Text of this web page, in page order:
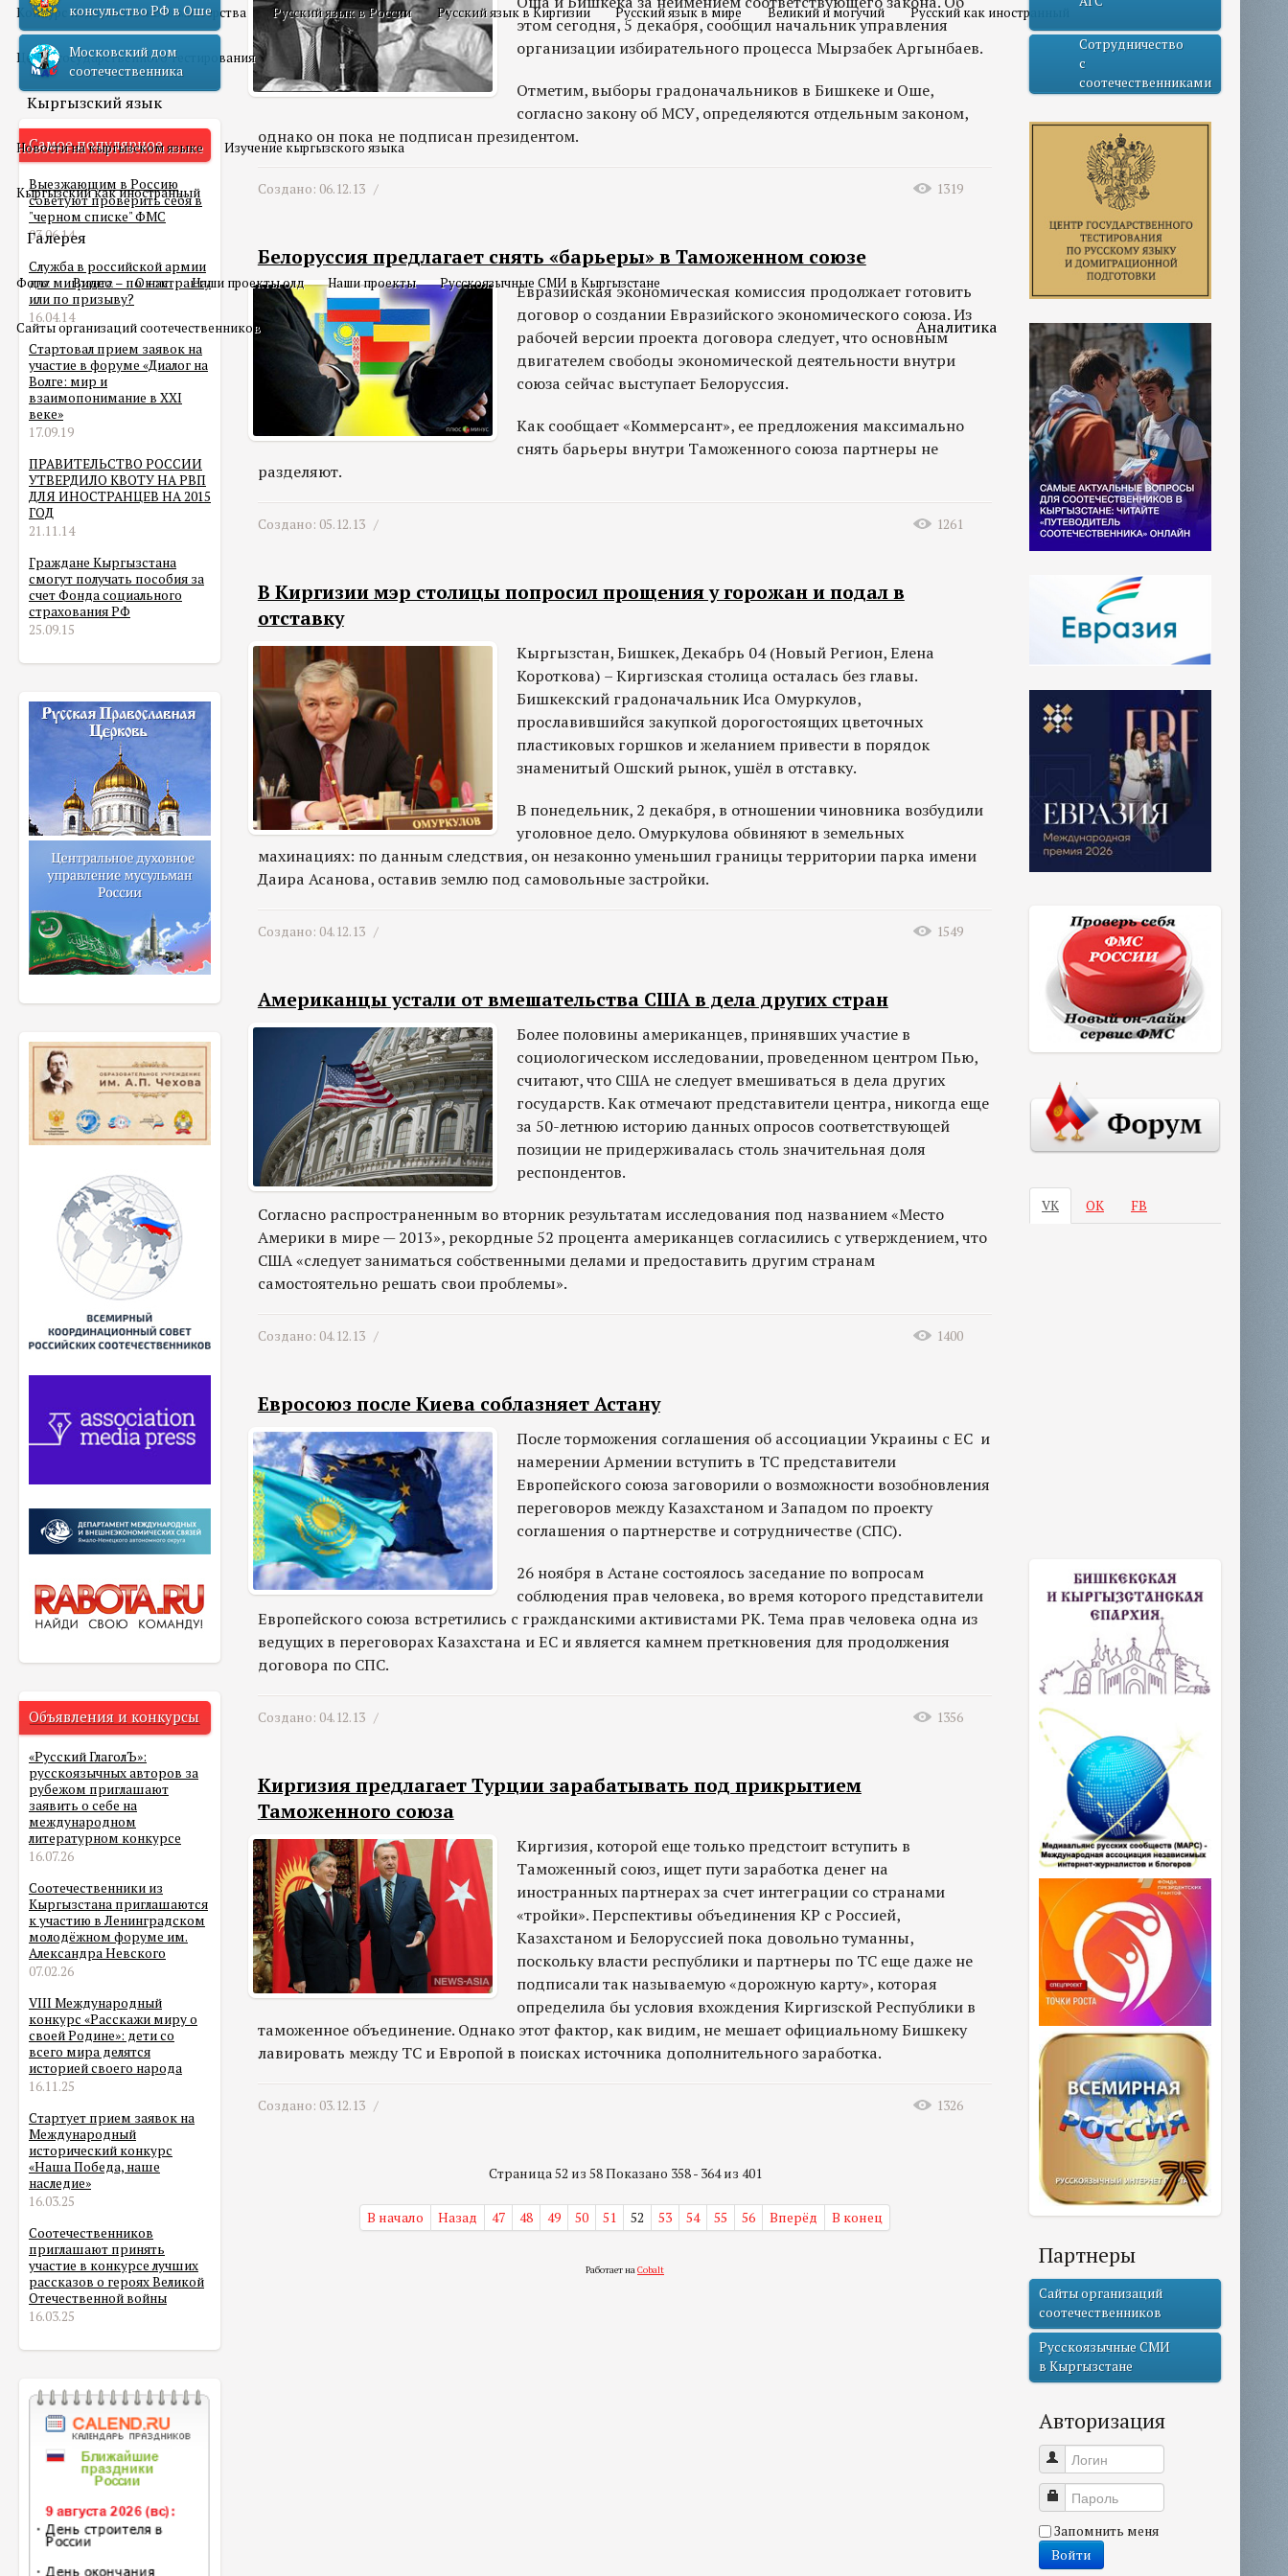
Конкурс педагогического мастерства Русский язык в России Русский язык в Киргизии Русский язык в мире Великий и могучий Русский как иностранный
Центр государственного тестирования
Кыргызский язык
Новости на кыргызском языке Изучение кыргызского языка
Кыргызский как иностранный
Галерея
Фото Видео О нас Наши проекты олд Наши проекты Русскоязычные СМИ в Кыргызстане
Сайты организаций соотечественников Аналитика
консульство РФ в Оше
Московский дом
соотечественника
Самое популярное
Выезжающим в Россию
советуют проверить себя в
"черном списке" ФМС
03.06.14
Служба в российской армии
для мигранта – по контракту
или по призыву?
16.04.14
Стартовал прием заявок на
участие в форуме «Диалог на
Волге: мир и
взаимопонимание в XXI
веке»
17.09.19
ПРАВИТЕЛЬСТВО РОССИИ
УТВЕРДИЛО КВОТУ НА РВП
ДЛЯ ИНОСТРАНЦЕВ НА 2015
ГОД
21.11.14
Граждане Кыргызстана
смогут получать пособия за
счет Фонда социального
страхования РФ
25.09.15
Объявления и конкурсы
«Русский ГлаголЪ»:
русскоязычных авторов за
рубежом приглашают
заявить о себе на
международном
литературном конкурсе
16.07.26
Соотечественники из
Кыргызстана приглашаются
к участию в Ленинградском
молодёжном форуме им.
Александра Невского
07.02.26
VIII Международный
конкурс «Расскажи миру о
своей Родине»: дети со
всего мира делятся
историей своего народа
16.11.25
Стартует прием заявок на
Международный
исторический конкурс
«Наша Победа, наше
наследие»
16.03.25
Соотечественников
приглашают принять
участие в конкурсе лучших
рассказов о героях Великой
Отечественной войны
16.03.25
этом сегодня, 5 декабря, сообщил начальник управления
организации избирательного процесса Мырзабек Аргынбаев.
Отметим, выборы градоначальников в Бишкеке и Оше,
согласно закону об МСУ, определяются отдельным законом,
однако он пока не подписан президентом.
Создано: 06.12.13 / 1319
Белоруссия предлагает снять «барьеры» в Таможенном союзе
Евразийская экономическая комиссия продолжает готовить
договор о создании Евразийского экономического союза. Из
рабочей версии проекта договора следует, что основным
двигателем свободы экономической деятельности внутри
союза сейчас выступает Белоруссия.
Как сообщает «Коммерсант», ее предложения максимально
снять барьеры внутри Таможенного союза партнеры не
разделяют.
Создано: 05.12.13 / 1261
В Киргизии мэр столицы попросил прощения у горожан и подал в
отставку
Кыргызстан, Бишкек, Декабрь 04 (Новый Регион, Елена
Короткова) – Киргизская столица осталась без главы.
Бишкекский градоначальник Иса Омуркулов,
прославившийся закупкой дорогостоящих цветочных
пластиковых горшков и желанием привести в порядок
знаменитый Ошский рынок, ушёл в отставку.
В понедельник, 2 декабря, в отношении чиновника возбудили
уголовное дело. Омуркулова обвиняют в земельных
махинациях: по данным следствия, он незаконно уменьшил границы территории парка имени
Даира Асанова, оставив землю под самовольные застройки.
Создано: 04.12.13 / 1549
Американцы устали от вмешательства США в дела других стран
Более половины американцев, принявших участие в
социологическом исследовании, проведенном центром Пью,
считают, что США не следует вмешиваться в дела других
государств. Как отмечают представители центра, никогда еще
за 50-летнюю историю данных опросов соответствующей
позиции не придерживалась столь значительная доля
респондентов.
Согласно распространенным во вторник результатам исследования под названием «Место
Америки в мире — 2013», рекордные 52 процента американцев согласились с утверждением, что
США «следует заниматься собственными делами и предоставить другим странам
самостоятельно решать свои проблемы».
Создано: 04.12.13 / 1400
Евросоюз после Киева соблазняет Астану
После торможения соглашения об ассоциации Украины с ЕС и
намерении Армении вступить в ТС представители
Европейского союза заговорили о возможности возобновления
переговоров между Казахстаном и Западом по проекту
соглашения о партнерстве и сотрудничестве (СПС).
26 ноября в Астане состоялось заседание по вопросам
соблюдения прав человека, во время которого представители
Европейского союза встретились с гражданскими активистами РК. Тема прав человека одна из
ведущих в переговорах Казахстана и ЕС и является камнем преткновения для продолжения
договора по СПС.
Создано: 04.12.13 / 1356
Киргизия предлагает Турции зарабатывать под прикрытием
Таможенного союза
Киргизия, которой еще только предстоит вступить в
Таможенный союз, ищет пути заработка денег на
иностранных партнерах за счет интеграции со странами
«тройки». Перспективы объединения КР с Россией,
Казахстаном и Белоруссией пока довольно туманны,
поскольку власти республики и партнеры по ТС еще даже не
подписали так называемую «дорожную карту», которая
определила бы условия вхождения Киргизской Республики в
таможенное объединение. Однако этот фактор, как видим, не мешает официальному Бишкеку
лавировать между ТС и Европой в поисках источника дополнительного заработка.
Создано: 03.12.13 / 1326
Страница 52 из 58 Показано 358 - 364 из 401
В начало Назад 47 48 49 50 51 52 53 54 55 56 Вперёд В конец
Работает наCobalt
Сотрудничество
с
соотечественниками
VK ОК FB
Партнеры
Сайты организаций
соотечественников
Русскоязычные СМИ
в Кыргызстане
Авторизация
Логин
Пароль
Запомнить меня
Войти